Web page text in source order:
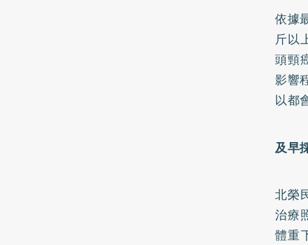
依據
斤以
頭頸
影響
以都
及早
北榮
治療
體重